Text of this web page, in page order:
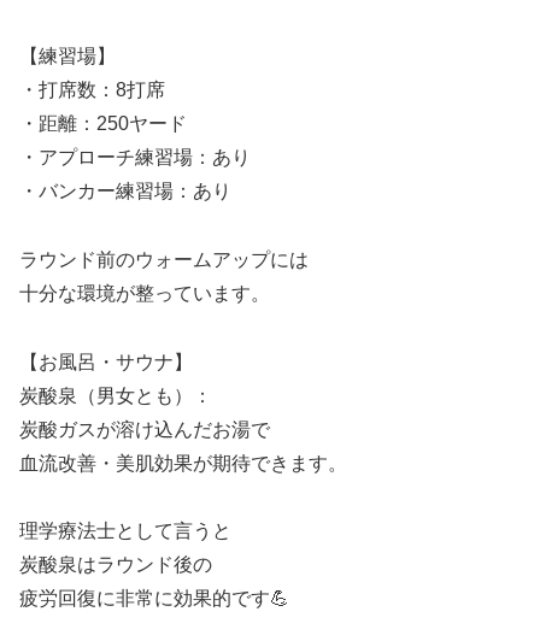
【練習場】
・打席数：8打席
・距離：250ヤード
・アプローチ練習場：あり
・バンカー練習場：あり
ラウンド前のウォームアップには
十分な環境が整っています。
【お風呂・サウナ】
炭酸泉（男女とも）：
炭酸ガスが溶け込んだお湯で
血流改善・美肌効果が期待できます。
理学療法士として言うと
炭酸泉はラウンド後の
疲労回復に非常に効果的です💪